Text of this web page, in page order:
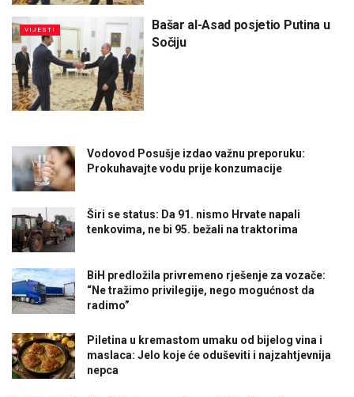
VIJESTI
Bašar al-Asad posjetio Putina u
Sočiju
Vodovod Posušje izdao važnu preporuku:
Prokuhavajte vodu prije konzumacije
Širi se status: Da 91. nismo Hrvate napali
tenkovima, ne bi 95. bežali na traktorima
BiH predložila privremeno rješenje za vozače:
“Ne tražimo privilegije, nego mogućnost da
radimo”
Piletina u kremastom umaku od bijelog vina i
maslaca: Jelo koje će oduševiti i najzahtjevnija
nepca